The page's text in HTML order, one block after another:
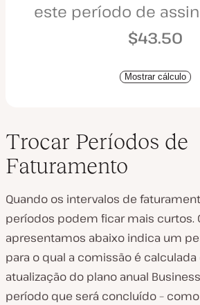
este período de
$43.50
Mostrar cálculo
Trocar Períodos de
Faturamento
Quando os intervalos de
períodos podem ficar mais curtos.
apresentamos abaixo indica um
para o qual a comissão é
atualização do plano anual
período que será concluído –